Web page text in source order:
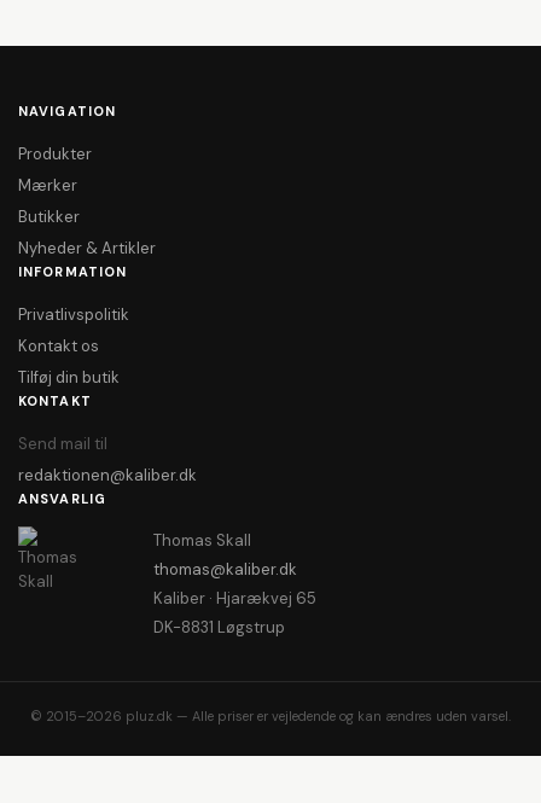
NAVIGATION
Produkter
Mærker
Butikker
Nyheder & Artikler
INFORMATION
Privatlivspolitik
Kontakt os
Tilføj din butik
KONTAKT
Send mail til
redaktionen@kaliber.dk
ANSVARLIG
Thomas Skall
thomas@kaliber.dk
Kaliber · Hjarækvej 65
DK-8831 Løgstrup
© 2015–2026 pluz.dk — Alle priser er vejledende og kan ændres uden varsel.